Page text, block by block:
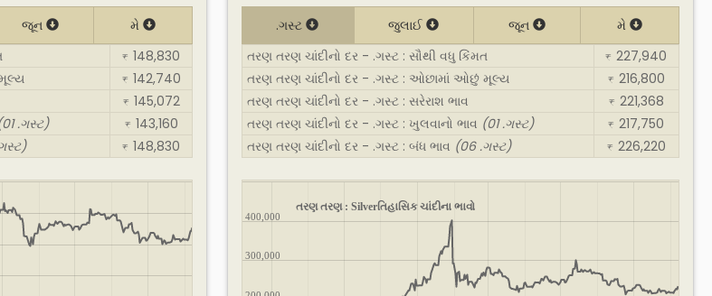
જૂન
મે
₹ 148,830
₹ 142,740
₹ 145,072
.ગસ્ટ) ₹ 143,160
₹ 148,830
.ગસ્ટ જુલાઈ જૂન
મે
તરણ તરણ ચાંદીનો દર - .ગસ્ટ : સૌથી વધુ કિંમત
₹ 227,940
તરણ તરણ ચાંદીનો દર - .ગસ્ટ : ઓછામાં ઓછું મૂલ્ય
₹ 216,800
તરણ તરણ ચાંદીનો દર - .ગસ્ટ : સરેરાશ ભાવ
₹ 221,368
તરણ તરણ ચાંદીનો દર - .ગસ્ટ : ખુલવાનો ભાવ (01 .ગસ્ટ) ₹ 217,750
તરણ તરણ ચાંદીનો દર - .ગસ્ટ : બંધ ભાવ (06 .ગસ્ટ) ₹ 226,220
તરણ તરણ : Silverતિહાસિક ચાંદીના ભાવો
300,000
400,000